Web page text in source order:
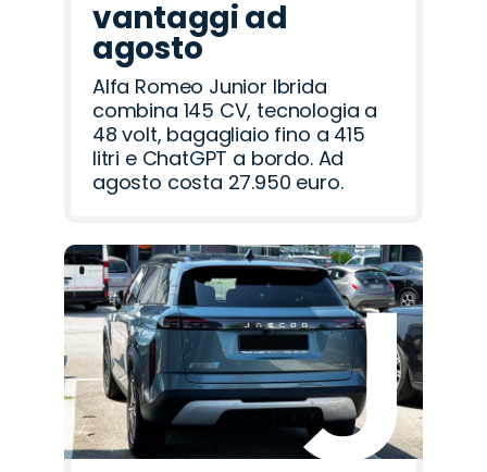
vantaggi ad
agosto
Alfa Romeo Junior Ibrida
combina 145 CV, tecnologia a
48 volt, bagagliaio fino a 415
litri e ChatGPT a bordo. Ad
agosto costa 27.950 euro.